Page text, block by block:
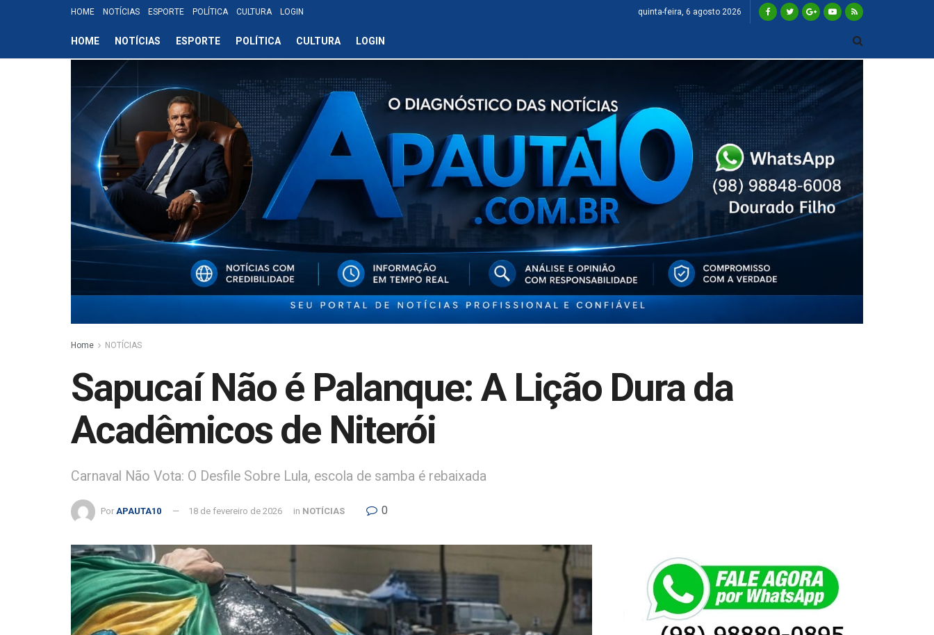
HOME NOTÍCIAS ESPORTE POLÍTICA CULTURA LOGIN quinta-feira, 6 agosto 2026
HOME NOTÍCIAS ESPORTE POLÍTICA CULTURA LOGIN
Home NOTÍCIAS
Sapucaí Não é Palanque: A Lição Dura da
Acadêmicos de Niterói
Carnaval Não Vota: O Desfile Sobre Lula, escola de samba é rebaixada
Por APAUTA10 18 de fevereiro de 2026 in NOTÍCIAS 0